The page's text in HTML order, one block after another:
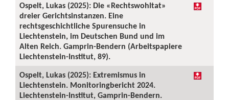
Ospelt, Lukas (2025): Die «Rechtswohltat»
dreier Gerichtsinstanzen. Eine
rechtsgeschichtliche Spurensuche in
Liechtenstein, im Deutschen Bund und im
Alten Reich. Gamprin-Bendern (Arbeitspapiere
Liechtenstein-Institut, 89).
Ospelt, Lukas (2025): Extremismus in
Liechtenstein. Monitoringbericht 2024.
Liechtenstein-Institut, Gamprin-Bendern.